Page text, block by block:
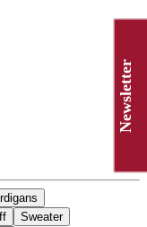
Sweater
Newsletter